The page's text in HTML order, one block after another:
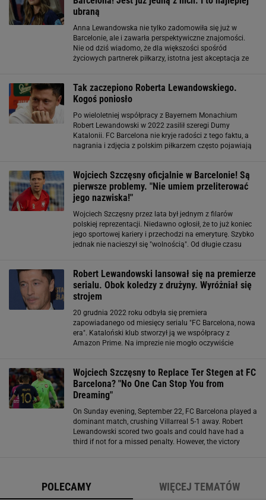
ubraną
Anna Lewandowska nie tylko zadomowiła się już w
Barcelonie, ale i zawarła perspektywiczne znajomości.
Nie od dziś wiadomo, że dla większości spośród
życiowych partnerek piłkarzy, istotna jest akceptacja ze
Tak zaczepiono Roberta Lewandowskiego.
Kogoś poniosło
Po wieloletniej współpracy z Bayernem Monachium
Robert Lewandowski w 2022 zasilił szeregi Dumy
Katalonii. FC Barcelona nie kryje radości z tego faktu, a
nagrania i zdjęcia z polskim piłkarzem często pojawiają
Wojciech Szczęsny oficjalnie w Barcelonie! Są
pierwsze problemy. "Nie umiem przeliterować
jego nazwiska!"
Wojciech Szczęsny przez lata był jednym z filarów
polskiej reprezentacji. Niedawno ogłosił, że to już koniec
jego sportowej kariery i przechodzi na emeryturę. Szybko
jednak nie nacieszył się "wolnością". Od długie czasu
Robert Lewandowski lansował się na premierze
serialu. Obok koledzy z drużyny. Wyróżniał się
strojem
20 grudnia 2022 roku odbyła się premiera
zapowiadanego od miesięcy serialu "FC Barcelona, nowa
era". Kataloński klub stworzył ją we współpracy z
Amazon Prime. Na imprezie nie mogło oczywiście
Wojciech Szczęsny to Replace Ter Stegen at FC
Barcelona? "No One Can Stop You from
Dreaming"
On Sunday evening, September 22, FC Barcelona played a
dominant match, crushing Villarreal 5-1 away. Robert
Lewandowski scored two goals and could have had a
third if not for a missed penalty. However, the victory
POLECAMY WIĘCEJ TEMATÓW